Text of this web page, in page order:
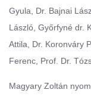
Gyula, Dr. Bajnai
László, Győrfyné dr.
Attila, Dr. Koronváry
Ferenc, Prof. Dr.
Magyary Zoltán